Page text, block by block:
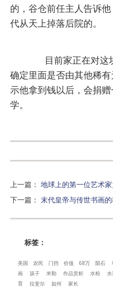
的，谷仓前任主人告诉
代从天上掉落后院的。
目前家正在对这
确定里面是否由其他稀
示他拿到钱以后，会捐
学。
上一篇 ： 地球上的第一位艺术
下一篇 ： 末代皇帝与传世书画
标签：
美国 农民 门挡 价值 68万 陨石
画
孩子 米勒 作品赏析 水粉
育
拉斐尔 如何 家长